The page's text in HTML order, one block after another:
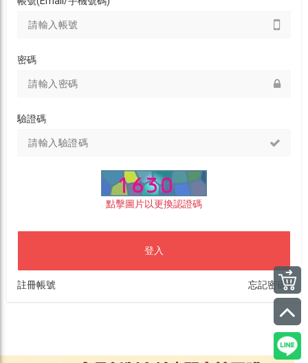
密碼
驗證碼
點擊圖片以更換認證碼
登入
註冊帳號 忘記密碼?